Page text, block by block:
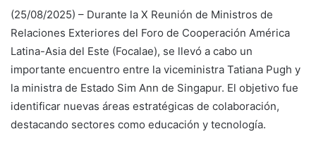
(25/08/2025) – Durante la X Reunión de Ministros de
Relaciones Exteriores del Foro de Cooperación América
Latina-Asia del Este (Focalae), se llevó a cabo un
importante encuentro entre la viceministra Tatiana Pugh y
la ministra de Estado Sim Ann de Singapur. El objetivo fue
identificar nuevas áreas estratégicas de colaboración,
destacando sectores como educación y tecnología.